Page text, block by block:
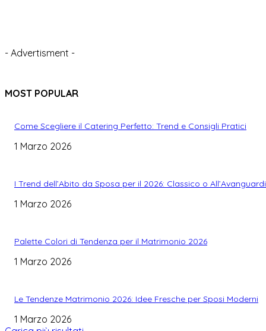
- Advertisment -
MOST POPULAR
Come Scegliere il Catering Perfetto: Trend e Consigli Pratici
1 Marzo 2026
I Trend dell’Abito da Sposa per il 2026: Classico o
1 Marzo 2026
Palette Colori di Tendenza per il Matrimonio 2026
1 Marzo 2026
Le Tendenze Matrimonio 2026: Idee Fresche per Sposi Moderni
1 Marzo 2026